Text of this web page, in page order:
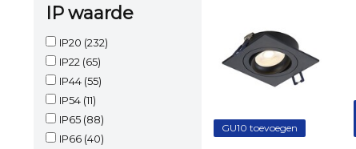
IP waarde
IP20 (232)
IP22 (65)
IP44 (55)
IP54 (11)
IP65 (88)
IP66 (40)
GU10 toevoegen